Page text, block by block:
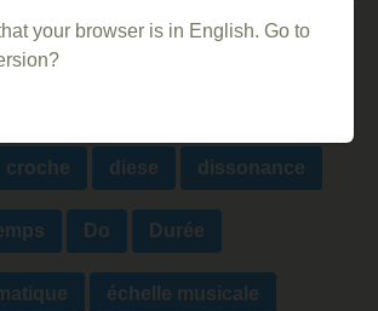
clef contralto
croche diese dissonance
Do Durée
échelle musicale
your browser is in English. Go to